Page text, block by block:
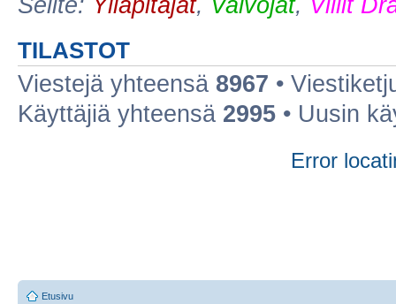
Selite: Ylläpitäjät, Valvojat, Villit
TILASTOT
Viestejä yhteensä 8967 •
Käyttäjiä yhteensä 2995 • Uusin
Error
Etusivu